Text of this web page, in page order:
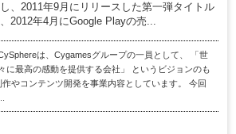
、2011年9月にリリースした第一弾タイトル
2012年4月にGoogle Playの売...
は、Cygamesグループの一員として、 「世
に最高の感動を提供する会社」 というビジョンのも
作やコンテンツ開発を事業内容としています。 今回